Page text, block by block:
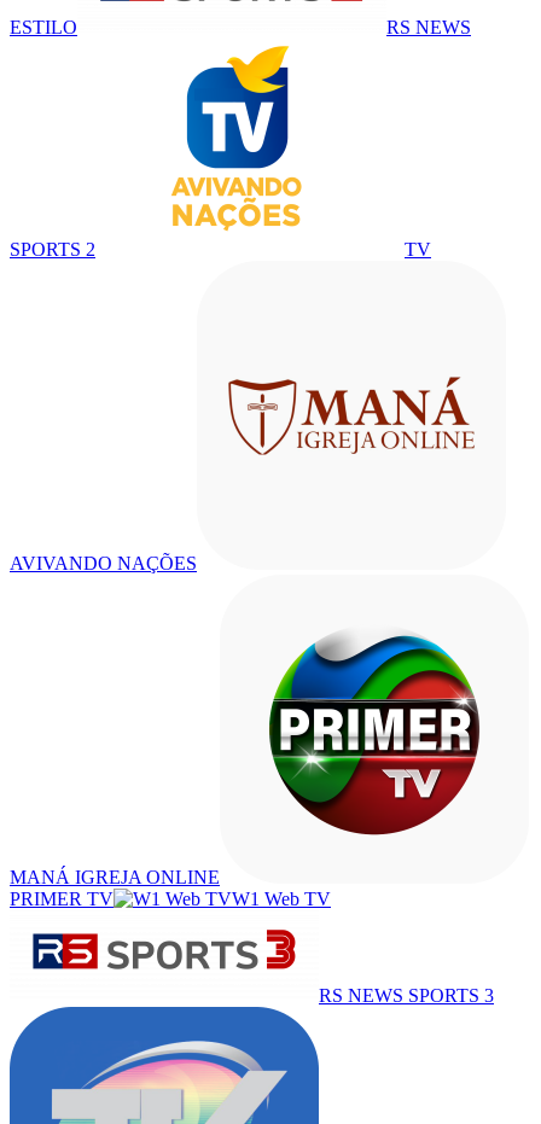
ESTILO RS NEWS
SPORTS 2 TV
AVIVANDO NAÇÕES
MANÁ IGREJA ONLINE
PRIMER TV
W1 Web TV
RS NEWS SPORTS 3